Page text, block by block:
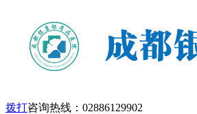
拨打咨询热线： 02886129902